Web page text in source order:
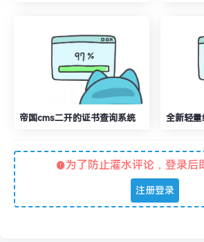
帝国cms二开的证书查询系统
为了防止灌水评论，登录后
注册登录